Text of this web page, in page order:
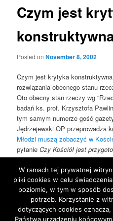
Czym jest
Posted onNovember 8, 2002
Czym jest krytyka
rozwiązania obecnego stanu
Oto obecny stan rzeczy wg
badań ks. prof. Krzysztofa
tym samym numerze gość
Jędrzejewski OP przeprowadza
Młodzi muszą zobaczyć w
pytanieCzy Kościół jest
jakie zachodzą wśród
Oby ta krytyka konstruktywna
This entry was posted inBlogby
W ramach tej prywatnej
pliki cookies w celu
poziomie, w tym w sposób
potrzeb. Korzystanie z
dotyczących cookies
Państwa urządzeniu